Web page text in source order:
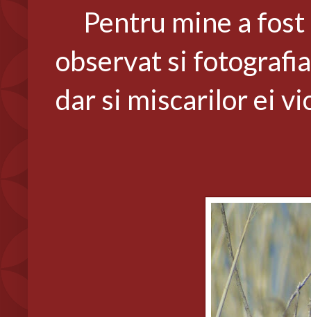
Pentru mine a fost
observat si
dar si miscarilor ei